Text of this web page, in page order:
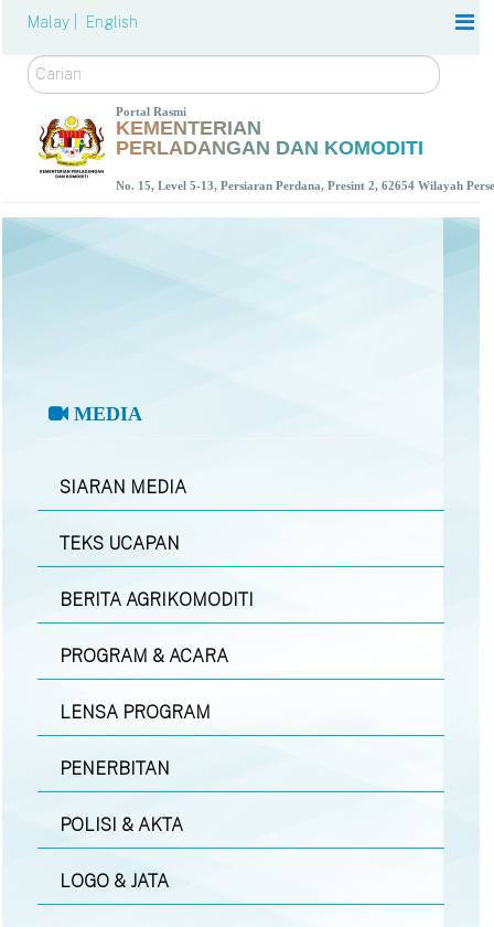
Malay | English
Carian
Portal Rasmi
KEMENTERIAN
PERLADANGAN DAN KOMODITI
No. 15, Level 5-13, Persiaran Perdana, Presint 2, 62654 Wilayah
MEDIA
SIARAN MEDIA
TEKS UCAPAN
BERITA AGRIKOMODITI
PROGRAM & ACARA
LENSA PROGRAM
PENERBITAN
POLISI & AKTA
LOGO & JATA